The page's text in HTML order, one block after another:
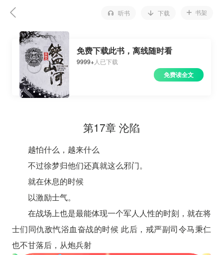
听书 下载 书架
免费下载此书，离线随时看
9999+人已下载
免费读全文
第17章 沦陷
越怕什么，越来什么
不过徐梦归他们还真就这么邪门。
就在休息的时候
以激励士气。
在战场上也是最能体现一个军人人性的时刻，就在将
士们同仇敌忾浴血奋战的时候 此后，戒严副司令马秉仁
也不甘落后，从炮兵射